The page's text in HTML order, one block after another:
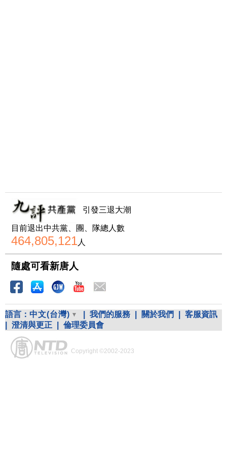
引發三退大潮
目前退出中共黨、團、隊總人數
464,805,121人
隨處可看新唐人
語言： 中文(台灣) 我們的服務 關於我們
客服資訊
澄清與更正 倫理委員會
Copyright ©2002-2023